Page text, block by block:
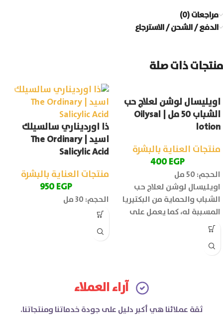
مراجعات (0)
الدفع / الشحن / الاسترجاع
منتجات ذات صلة
اويليسال لوشن لعلاج حب
الشباب 50 مل | Oilysal
lotion
منتجات العناية بالبشرة
400EGP
الحجم: 50 مل
اويليسال لوشن لعلاج حب
الشباب والحماية من البكتيريا
المسببة له، كما يعمل على
تهدئة البشرة وتقليل الاحمرار
والتهيج بها.
ذا اورديناري سالسيلك
اسيد | The Ordinary
Salicylic Acid
منتجات العناية بالبشرة
950EGP
الحجم: 30 مل
آراء العملاء
ثقة عملائنا هي أكبر دليل على جودة خدماتنا ومنتجاتنا.